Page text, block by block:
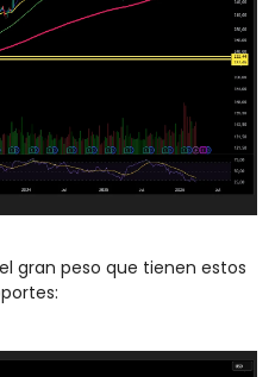
gran peso que tienen estos